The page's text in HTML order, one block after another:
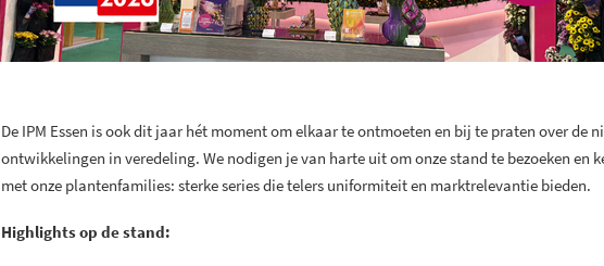
De IPM Essen is ook dit jaar hét moment om elkaar te ontmoeten en bij te praten over de
ontwikkelingen in veredeling. We nodigen je van harte uit om onze stand te bezoeken en
met onze plantenfamilies: sterke series die telers uniformiteit en marktrelevantie bieden.
Highlights op de stand: